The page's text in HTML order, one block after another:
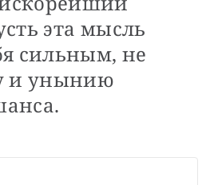
эта мысль
сильным, не
и унынию